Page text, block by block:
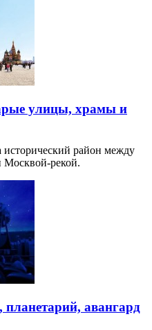
улицы, храмы и
район между
рекой.
авангард